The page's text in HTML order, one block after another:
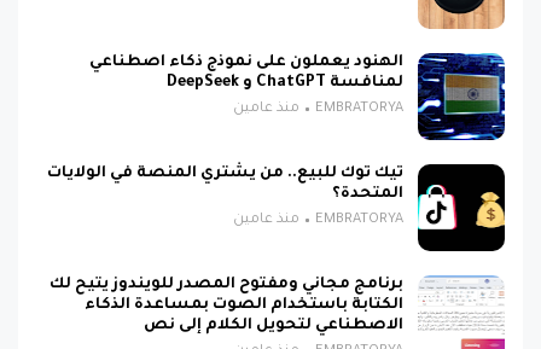
الهنود يعملون على نموذج ذكاء اصطناعي
لمنافسة ChatGPT و DeepSeek
EMBRATORYA منذ عامين
تيك توك للبيع.. من يشتري المنصة في الولايات
المتحدة؟
EMBRATORYA منذ عامين
برنامج مجاني ومفتوح المصدر للويندوز يتيح لك
الكتابة باستخدام الصوت بمساعدة الذكاء
الاصطناعي لتحويل الكلام إلى نص